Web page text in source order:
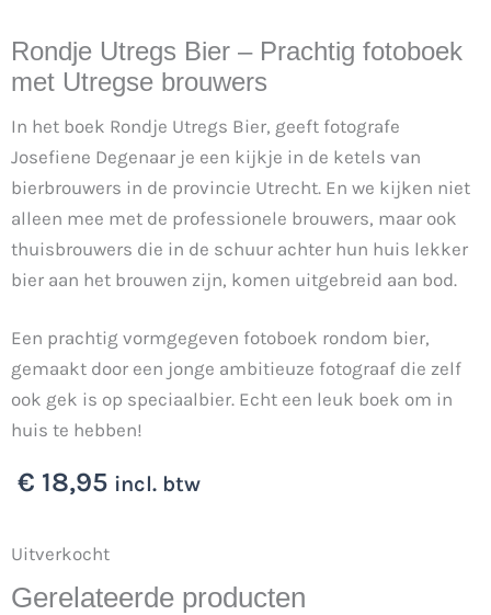
Rondje Utregs Bier – Prachtig fotoboek
met Utregse brouwers
In het boek Rondje Utregs Bier, geeft fotografe
Josefiene Degenaar je een kijkje in de ketels van
bierbrouwers in de provincie Utrecht. En we kijken niet
alleen mee met de professionele brouwers, maar ook
thuisbrouwers die in de schuur achter hun huis lekker
bier aan het brouwen zijn, komen uitgebreid aan bod.
Een prachtig vormgegeven fotoboek rondom bier,
gemaakt door een jonge ambitieuze fotograaf die zelf
ook gek is op speciaalbier. Echt een leuk boek om in
huis te hebben!
€ 18,95 incl. btw
Uitverkocht
Gerelateerde producten